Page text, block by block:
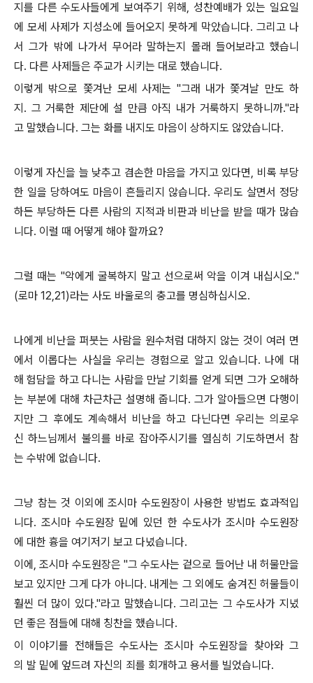
지를 다른 수도사들에게 보여주기 위해, 성찬예배가 있는 일요일
에 모세 사제가 지성소에 들어오지 못하게 막았습니다. 그리고 나
서 그가 밖에 나가서 무어라 말하는지 몰래 들어보라고 했습니
다. 다른 사제들은 주교가 시키는 대로 했습니다.
이렇게 밖으로 쫓겨난 모세 사제는 "그래 내가 쫓겨날 만도 하
지. 그 거룩한 제단에 설 만큼 아직 내가 거룩하지 못하니까."라
고 말했습니다. 그는 화를 내지도 마음이 상하지도 않았습니다.
이렇게 자신을 늘 낮추고 겸손한 마음을 가지고 있다면, 비록 부당
한 일을 당하여도 마음이 흔들리지 않습니다. 우리도 살면서 정당
하든 부당하든 다른 사람의 지적과 비판과 비난을 받을 때가 많습
니다. 이럴 때 어떻게 해야 할까요?
그럴 때는 "악에게 굴복하지 말고 선으로써 악을 이겨 내십시오."
(로마 12,21)라는 사도 바울로의 충고를 명심하십시오.
나에게 비난을 퍼붓는 사람을 원수처럼 대하지 않는 것이 여러 면
에서 이롭다는 사실을 우리는 경험으로 알고 있습니다. 나에 대
해 험담을 하고 다니는 사람을 만날 기회를 얻게 되면 그가 오해하
는 부분에 대해 차근차근 설명해 줍니다. 그가 알아들으면 다행이
지만 그 후에도 계속해서 비난을 하고 다닌다면 우리는 의로우
신 하느님께서 불의를 바로 잡아주시기를 열심히 기도하면서 참
는 수밖에 없습니다.
그냥 참는 것 이외에 조시마 수도원장이 사용한 방법도 효과적입
니다. 조시마 수도원장 밑에 있던 한 수도사가 조시마 수도원장
에 대한 흉을 여기저기 보고 다녔습니다.
이에, 조시마 수도원장은 "그 수도사는 겉으로 들어난 내 허물만을
보고 있지만 그게 다가 아니다. 내게는 그 외에도 숨겨진 허물들이
훨씬 더 많이 있다."라고 말했습니다. 그리고는 그 수도사가 지녔
던 좋은 점들에 대해 칭찬을 했습니다.
이 이야기를 전해들은 수도사는 조시마 수도원장을 찾아와 그
의 발 밑에 엎드려 자신의 죄를 회개하고 용서를 빌었습니다.